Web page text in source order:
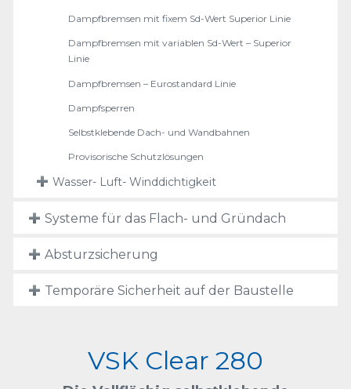
Dampfbremsen mit fixem Sd-Wert Superior Linie
Dampfbremsen mit variablen Sd-Wert – Superior
Linie
Dampfbremsen – Eurostandard Linie
Dampfsperren
Selbstklebende Dach- und Wandbahnen
Provisorische Schutzlösungen
Wasser- Luft- Winddichtigkeit
Systeme für das Flach- und Gründach
Absturzsicherung
Temporäre Sicherheit auf der Baustelle
VSK Clear 280